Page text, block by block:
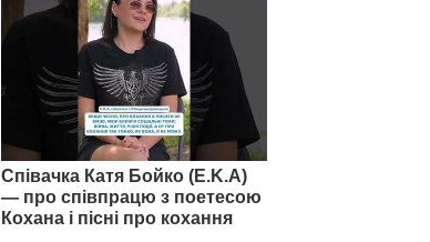
Співачка Катя Бойко (E.K.A)
— про співпрацю з поетесою
Кохана і пісні про кохання